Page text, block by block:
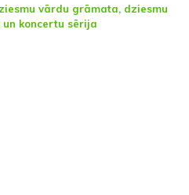
vārdu grāmata, dziesmu
koncertu sērija